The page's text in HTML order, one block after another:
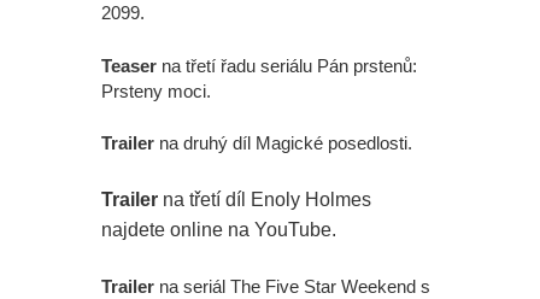
2099.
Teaser na třetí řadu seriálu Pán prstenů:
Prsteny moci.
Trailer na druhý díl Magické posedlosti.
Trailer na třetí díl Enoly Holmes
najdete online na YouTube.
Trailer na seriál The Five Star Weekend s